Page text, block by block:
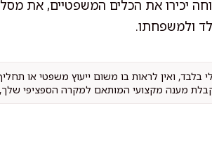
יכירו את הכלים המשפטיים, את
ולמשפחתו.
בלבד, ואין לראות בו משום ייעוץ משפטי או
לקבלת מענה מקצועי המותאם למקרה הספציפי